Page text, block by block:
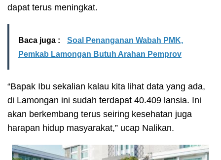
dapat terus meningkat.
Baca juga :
Soal Penanganan Wabah PMK,
Pemkab Lamongan Butuh Arahan Pemprov
“Bapak Ibu sekalian kalau kita lihat data yang ada,
di Lamongan ini sudah terdapat 40.409 lansia. Ini
akan berkembang terus seiring kesehatan juga
harapan hidup masyarakat,” ucap Nalikan.